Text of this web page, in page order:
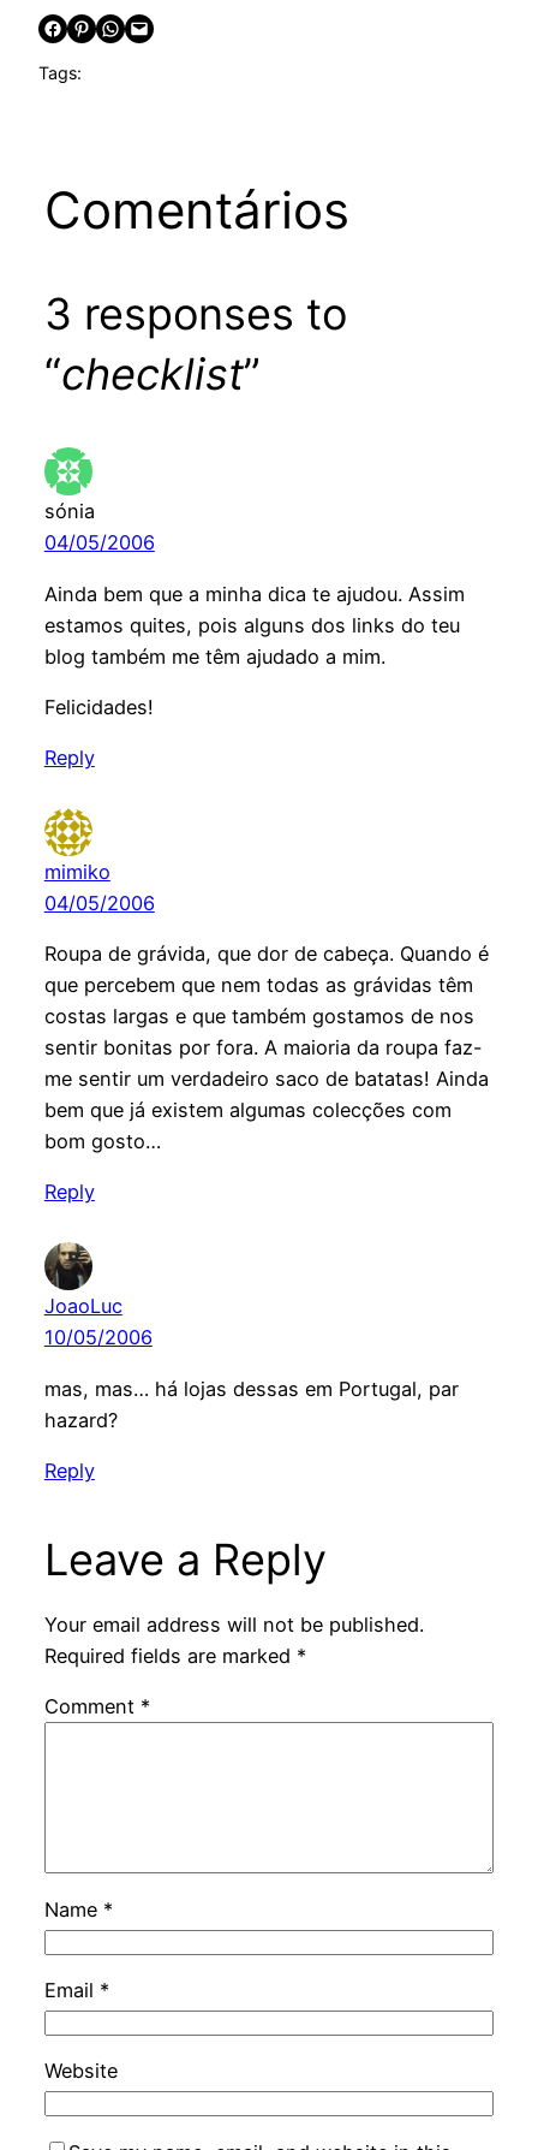
Share on Facebook Share on Pinterest Share on WhatsApp Email this Page
Tags:
Comentários
3 responses to
“checklist”
sónia
04/05/2006
Ainda bem que a minha dica te ajudou. Assim
estamos quites, pois alguns dos links do teu
blog também me têm ajudado a mim.
Felicidades!
Reply
mimiko
04/05/2006
Roupa de grávida, que dor de cabeça. Quando é
que percebem que nem todas as grávidas têm
costas largas e que também gostamos de nos
sentir bonitas por fora. A maioria da roupa faz-
me sentir um verdadeiro saco de batatas! Ainda
bem que já existem algumas colecções com
bom gosto…
Reply
JoaoLuc
10/05/2006
mas, mas… há lojas dessas em Portugal, par
hazard?
Reply
Leave a Reply
Your email address will not be published.
Required fields are marked *
Comment *
Name *
Email *
Website